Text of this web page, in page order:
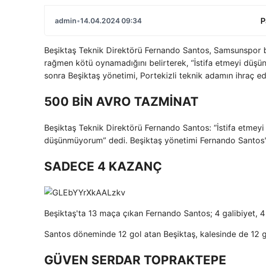
admin•14.04.2024 09:34
Beşiktaş Teknik Direktörü Fernando Santos, Samsunspor
rağmen kötü oynamadığını belirterek, “İstifa etmeyi
sonra Beşiktaş yönetimi, Portekizli teknik adamın ihraç
500 BİN AVRO TAZMİNAT
Beşiktaş Teknik Direktörü Fernando Santos: “İstifa
düşünmüyorum” dedi. Beşiktaş yönetimi Fernando
SADECE 4 KAZANÇ
Beşiktaş'ta 13 maça çıkan Fernando Santos; 4
Santos döneminde 12 gol atan Beşiktaş, kalesinde de 12
GÜVEN SERDAR TOPRAKTEPE